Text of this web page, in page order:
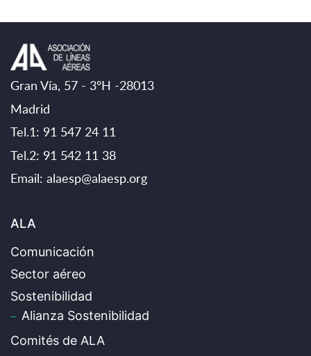
Gran Vía, 57 - 3ºH -28013
Madrid
Tel.1: 91 547 24 11
Tel.2: 91 542 11 38
Email: alaesp@alaesp.org
ALA
Comunicación
Sector aéreo
Sostenibilidad
Alianza Sostenibilidad
Comités de ALA